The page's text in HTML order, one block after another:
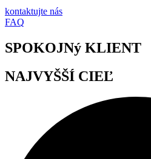
kontaktujte nás
FAQ
SPOKOJNý KLIENT
NAJVYŠŠÍ CIEĽ